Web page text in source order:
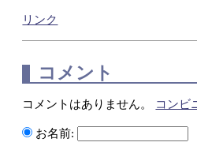
リンク
コメント
コメントはありません。 コンビ
お名前: